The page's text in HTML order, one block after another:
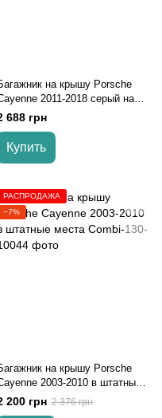
на крышу Porsche
2011-2018 серый на
688 грн
Купить
РАСПРОДАЖА
−7%
на крышу Porsche
2003-2010 в штатные
200 грн 2 376 грн